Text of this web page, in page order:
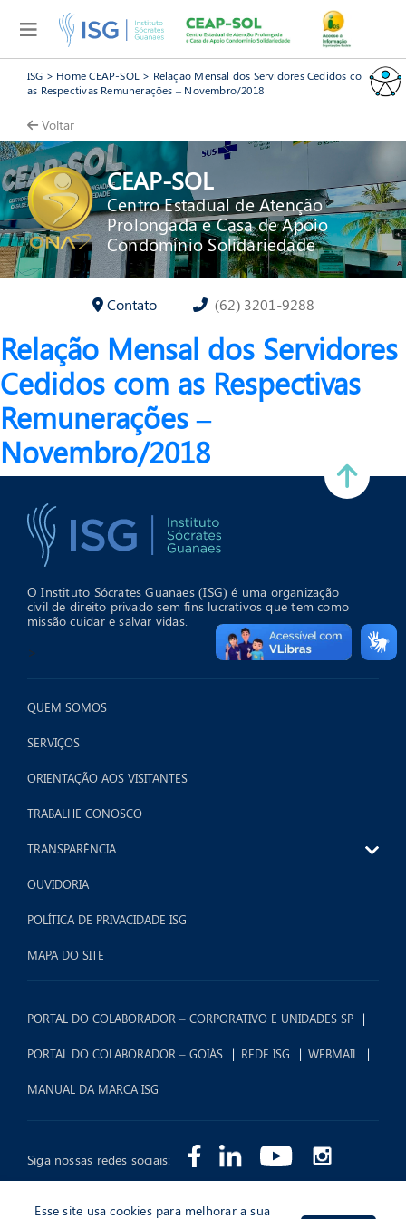
ISG > Home CEAP-SOL > Relação Mensal dos Servidores Cedidos com
as Respectivas Remunerações – Novembro/2018
Voltar
CEAP-SOL
Centro Estadual de Atenção
Prolongada e Casa de Apoio
Condomínio Solidariedade
Contato (62) 3201-9288
Relação Mensal dos Servidores
Cedidos com as Respectivas
Remunerações –
Novembro/2018
O Instituto Sócrates Guanaes (ISG) é uma organização
civil de direito privado sem fins lucrativos que tem como
missão cuidar e salvar vidas.
>
QUEM SOMOS
SERVIÇOS
ORIENTAÇÃO AOS VISITANTES
TRABALHE CONOSCO
TRANSPARÊNCIA
OUVIDORIA
POLÍTICA DE PRIVACIDADE ISG
MAPA DO SITE
PORTAL DO COLABORADOR – CORPORATIVO E UNIDADES SP
PORTAL DO COLABORADOR – GOIÁS REDE ISG WEBMAIL
MANUAL DA MARCA ISG
Siga nossas redes sociais:
Esse site usa cookies para melhorar a sua